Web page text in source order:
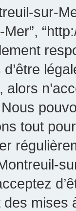
sur-
Mer”,
tout
mises